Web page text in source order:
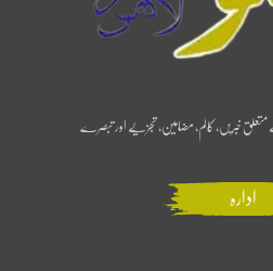
خبریں، کالم، مضامین، تجزیے اور تبصرے
ادارہ